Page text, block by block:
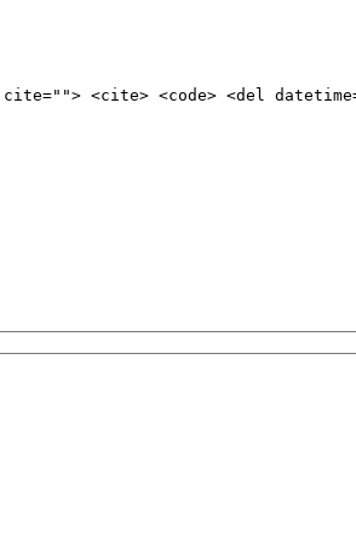
<cite> <code> <del